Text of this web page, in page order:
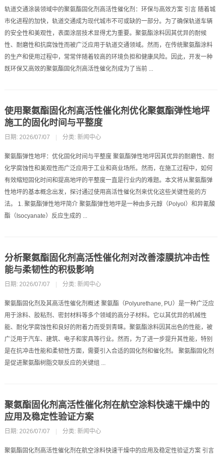
轨道交通涂装领域中的聚氨酯固化剂高活性催化剂：环保与高效方案 引言 随着城
市化进程的加快，轨道交通成为现代城市不可或缺的一部分。为了确保轨道车辆
的安全性和美观性，表面涂层技术显得尤为重要。聚氨酯涂料因其优异的耐候
性、耐磨性和抗腐蚀性而被广泛应用于轨道交通领域。然而，在传统聚氨酯涂料
的生产和使用过程中，常常伴随着较高的环境负担和健康风险。因此，开发一种
既环保又高效的聚氨酯固化剂高活性催化剂成为了当前 ...
使用聚氨酯固化剂高活性催化剂优化聚氨酯弹性地坪
施工的固化时间与平整度
日期: 2026/07/07 分类: 新闻中心
聚氨酯弹性地坪：优化固化时间与平整度 聚氨酯弹性地坪因其优异的耐磨性、耐
化学腐蚀性和美观性而广泛应用于工业和商业场所。然而，在施工过程中，如何
有效缩短固化时间和提高地坪的平整度一直是行业内的难题。本文将从聚氨酯弹
性地坪的基本概念出发，探讨通过使用高活性催化剂来优化这些关键性能的方
法。 1. 聚氨酯弹性地坪简介 聚氨酯弹性地坪是一种由多元醇（Polyol）和异氰酸
酯（Isocyanate）反应生成的 ...
分析聚氨酯固化剂高活性催化剂对改善漆膜抗冲击性
能与柔韧性的积极影响
日期: 2026/07/07 分类: 新闻中心
聚氨酯固化剂及其高活性催化剂概述 聚氨酯（Polyurethane, PU）是一种广泛应
用于涂料、胶粘剂、密封材料等多个领域的高分子材料。它以其优异的机械性
能、耐化学腐蚀性和良好的附着力而受到青睐。聚氨酯涂料因其出色的性能，被
广泛用于汽车、建筑、电子和家具等行业。然而，为了进一步提升其性能，特别
是在抗冲击性能和柔韧性方面，需要引入合适的固化剂和催化剂。 聚氨酯固化剂
是促进聚氨酯树脂交联反应的关键组 ...
聚氨酯固化剂高活性催化剂在航空涂料快速干燥中的
应用及稳定性验证方案
日期: 2026/07/07 分类: 新闻中心
聚氨酯固化剂高活性催化剂在航空涂料快速干燥中的应用及稳定性验证方案 引言